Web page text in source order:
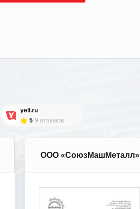
yell.ru
5 9 отзывов
ООО «СоюзМашМеталл»